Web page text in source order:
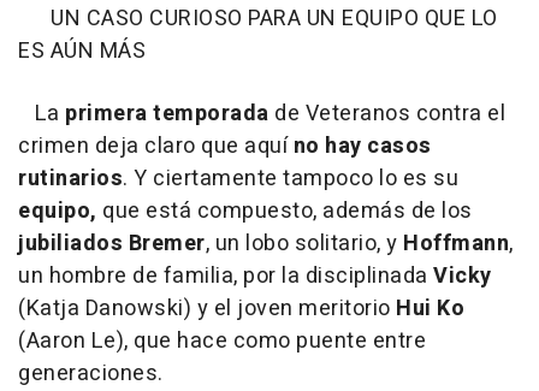
UN CASO CURIOSO PARA UN EQUIPO QUE LO
ES AÚN MÁS
La primera temporada de Veteranos contra el
crimen deja claro que aquíno hay casos
rutinarios. Y ciertamente tampoco lo es su
equipo, que está compuesto, además de los
jubiliados Bremer, un lobo solitario, y Hoffmann,
un hombre de familia, por la disciplinada Vicky
(Katja Danowski) y el joven meritorio Hui Ko
(Aaron Le), que hace como puente entre
generaciones.